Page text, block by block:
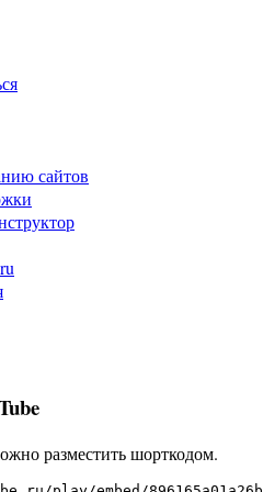
сайтов
разместить шорткодом.